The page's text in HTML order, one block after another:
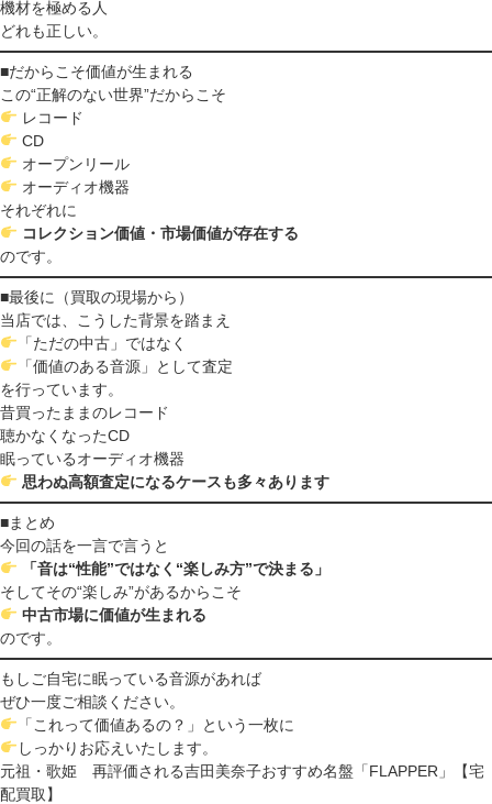
機材を極める人
どれも正しい。
■だからこそ価値が生まれる
この“正解のない世界”だからこそ
レコード
CD
オープンリール
オーディオ機器
それぞれに
コレクション価値・市場価値が存在する
のです。
■最後に（買取の現場から）
当店では、こうした背景を踏まえ
「ただの中古」ではなく
「価値のある音源」として査定
を行っています。
昔買ったままのレコード
聴かなくなったCD
眠っているオーディオ機器
思わぬ高額査定になるケースも多々あります
■まとめ
今回の話を一言で言うと
「音は“性能”ではなく“楽しみ方”で決まる」
そしてその“楽しみ”があるからこそ
中古市場に価値が生まれる
のです。
もしご自宅に眠っている音源があれば
ぜひ一度ご相談ください。
「これって価値あるの？」という一枚に
しっかりお応えいたします。
元祖・歌姫 再評価される吉田美奈子おすすめ名盤「FLAPPER」【宅
配買取】